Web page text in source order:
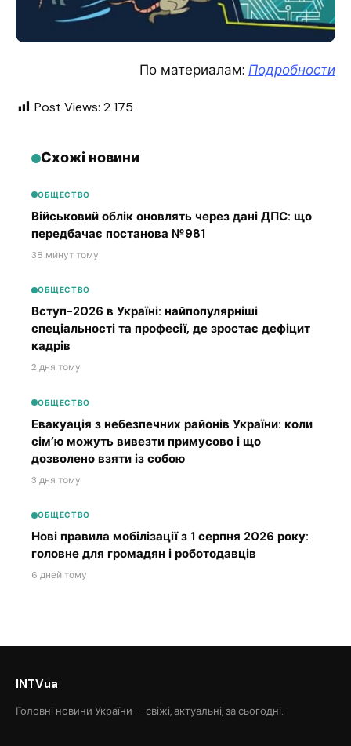
По материалам: Подробности
Post Views: 2 175
Схожі новини
ОБЩЕСТВО
Військовий облік оновлять через дані ДПС: що
передбачає постанова №981
38 минут тому
ОБЩЕСТВО
Вступ-2026 в Україні: найпопулярніші
спеціальності та професії, де зростає дефіцит
кадрів
2 дня тому
ОБЩЕСТВО
Евакуація з небезпечних районів України: коли
сім’ю можуть вивезти примусово і що
дозволено взяти із собою
3 дня тому
ОБЩЕСТВО
Нові правила мобілізації з 1 серпня 2026 року:
головне для громадян і роботодавців
6 дней тому
INTVua
Головні новини України — свіжі, актуальні, за сьогодні.